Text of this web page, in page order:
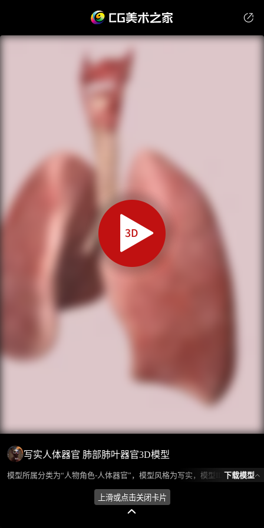
写实人体器官 肺部肺叶器官3D模型
模型所属分类为“人物角色-人体器官”，模型风格为写实，模型ID为102125，本模型由设计师 不爱喝水的鱼 在2024-09-13 17:29:27上传，含.fbx，.gltf，.max(3dsMax)相关源文件下载格式，点数为18590，面数为35664，材质数为1，贴图数为2，CG美术之家持续为您更新与数字孪生、影视动画和游戏VR等相关优质资源。
下载模型
上滑或点击关闭卡片